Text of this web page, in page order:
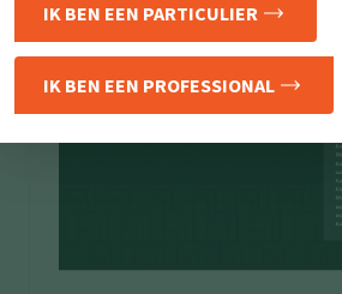
IK BEN EEN PARTICULIER
IK BEN EEN PROFESSIONAL